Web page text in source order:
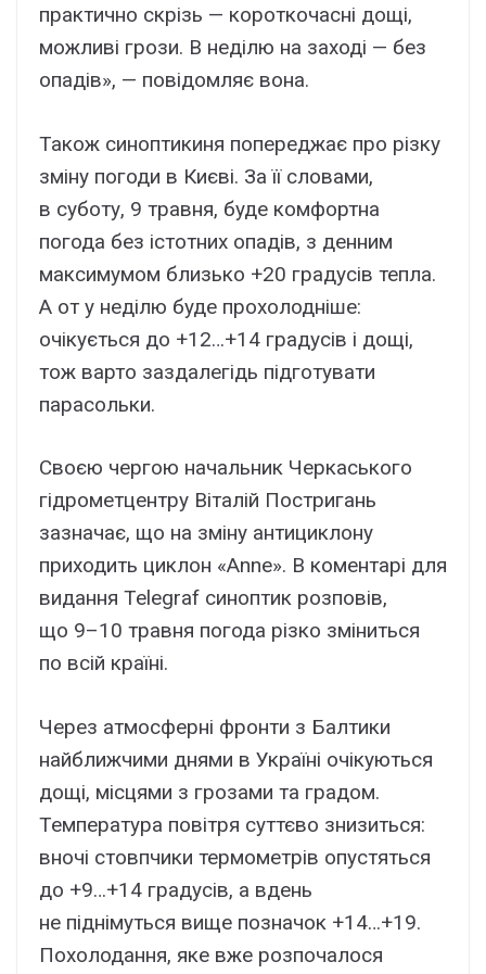
практично скрізь — короткочасні дощі,
можливі грози. В неділю на заході — без
опадів», — повідомляє вона.
Також синоптикиня попереджає про різку
зміну погоди в Києві. За її словами,
в суботу, 9 травня, буде комфортна
погода без істотних опадів, з денним
максимумом близько +20 градусів тепла.
А от у неділю буде прохолодніше:
очікується до +12…+14 градусів і дощі,
тож варто заздалегідь підготувати
парасольки.
Своєю чергою начальник Черкаського
гідрометцентру Віталій Постригань
зазначає, що на зміну антициклону
приходить циклон «Anne». В коментарі для
видання Telegraf синоптик розповів,
що 9–10 травня погода різко зміниться
по всій країні.
Через атмосферні фронти з Балтики
найближчими днями в Україні очікуються
дощі, місцями з грозами та градом.
Температура повітря суттєво знизиться:
вночі стовпчики термометрів опустяться
до +9…+14 градусів, а вдень
не піднімуться вище позначок +14…+19.
Похолодання, яке вже розпочалося